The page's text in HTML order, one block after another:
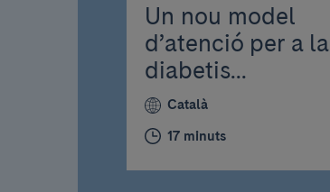
Un nou model
d’atenció per a la
diabetis...
Català
17 minuts